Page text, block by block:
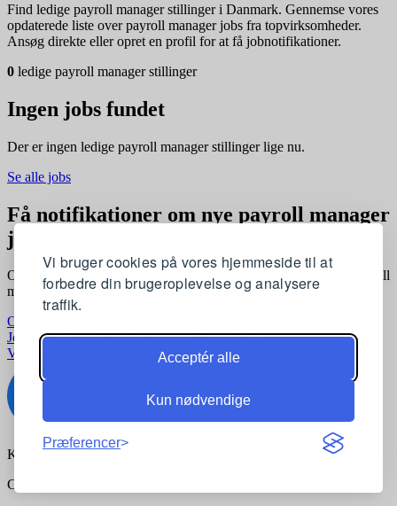
Vi bruger cookies på vores hjemmeside til at
forbedre din brugeroplevelse og analysere
traffik.
Acceptér alle
Kun nødvendige
Præferencer
Find ledige payroll manager stillinger i Danmark. Gennemse vores
opdaterede liste over payroll manager jobs fra topvirksomheder.
Ansøg direkte eller opret en profil for at få jobnotifikationer.
0 ledige payroll manager stillinger
Ingen jobs fundet
Der er ingen ledige payroll manager stillinger lige nu.
Se alle jobs
Få notifikationer om nye payroll manager
jobs
Opret en profil og få automatisk besked, når der kommer nye payroll
manager stillinger, der matcher dine præferencer
Opret profil gratis
Jobkategorier Joblokationer For virksomheder
Vilkår og betingelser
Privatlivspolitik
Kontakt:support@komvidere.dk
Copyright © 2026 komvidere.dk. Alle rettigheder forbeholdes.